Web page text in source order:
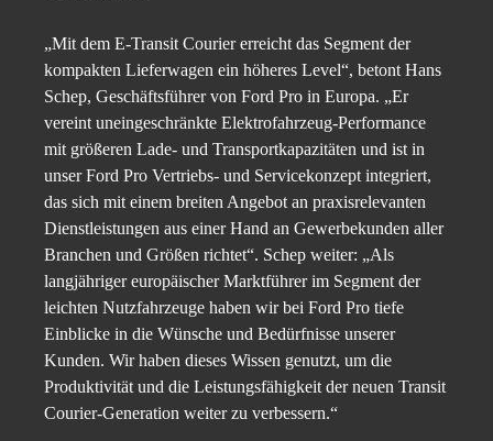
„Mit dem E-Transit Courier erreicht das Segment der
kompakten Lieferwagen ein höheres Level“, betont Hans
Schep, Geschäftsführer von Ford Pro in Europa. „Er
vereint uneingeschränkte Elektrofahrzeug-Performance
mit größeren Lade- und Transportkapazitäten und ist in
unser Ford Pro Vertriebs- und Servicekonzept integriert,
das sich mit einem breiten Angebot an praxisrelevanten
Dienstleistungen aus einer Hand an Gewerbekunden aller
Branchen und Größen richtet“. Schep weiter: „Als
langjähriger europäischer Marktführer im Segment der
leichten Nutzfahrzeuge haben wir bei Ford Pro tiefe
Einblicke in die Wünsche und Bedürfnisse unserer
Kunden. Wir haben dieses Wissen genutzt, um die
Produktivität und die Leistungsfähigkeit der neuen Transit
Courier-Generation weiter zu verbessern.“